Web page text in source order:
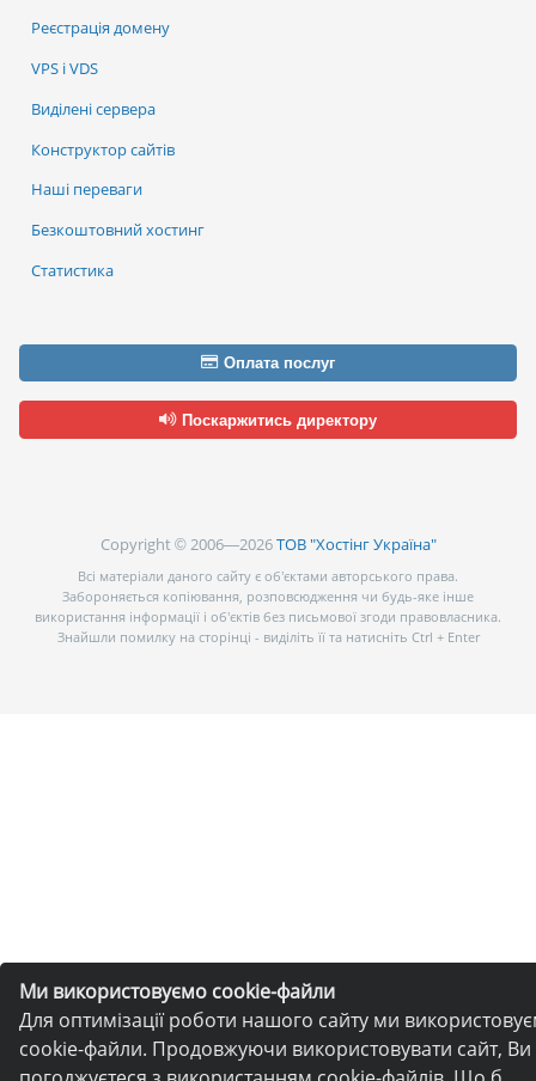
Ми використовуємо cookie-файли
Для оптимізації роботи нашого сайту ми
cookie-файли. Продовжуючи використовувати сайт, Ви
Реєстрація домену
VPS і VDS
Виділені сервера
Конструктор сайтів
Наші переваги
Безкоштовний хостинг
Статистика
Оплата послуг
Поскаржитись директору
Copyright © 2006—2026ТОВ "Хостінг Україна"
Всі матеріали даного сайту є об’єктами авторського права.
Забороняється копіювання, розповсюдження чи будь-яке інше
використання інформації і об’єктів без письмової згоди правовласника.
Знайшли помилку на сторінці - виділіть її та натисніть Ctrl + Enter